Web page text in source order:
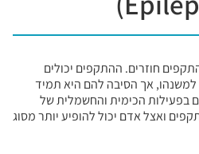
חוזרים. ההתקפים יכולים
אך הסיבה להם היא תמיד
בפעילות הכימית והחשמלית של
ואצל אדם יכול להופיע יותר מסוג